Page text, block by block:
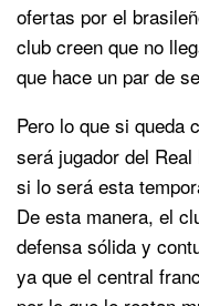
ofertas por el
club creen que no
que hace un par de
Pero lo que si queda
será jugador del
si lo será esta
De esta manera, el
defensa sólida y
ya que el central